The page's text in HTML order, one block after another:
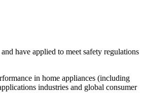
have applied to meet safety regulations
in home appliances (including
industries and global consumer